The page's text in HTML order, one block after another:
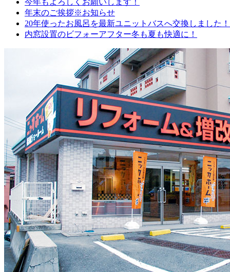
年末のご挨拶※お知らせ
20年使ったお風呂を最新ユニットバスへ交換しました
内窓設置のビフォーアフター冬も夏も快適に！